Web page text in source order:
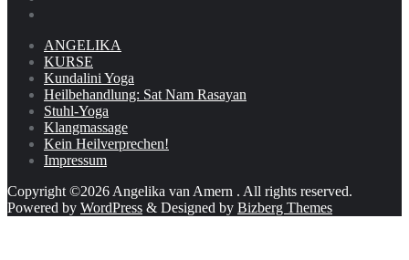
ANGELIKA
KURSE
Kundalini Yoga
Heilbehandlung: Sat Nam Rasayan
Stuhl-Yoga
Klangmassage
Kein Heilverprechen!
Impressum
Copyright ©2026 Angelika van Amern . All rights reserved.
Powered by WordPress & Designed by Bizberg Themes